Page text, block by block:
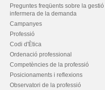
Preguntes freqüents sobre la gestió
infermera de la demanda
Campanyes
Professió
Codi d'Ètica
Ordenació professional
Competències de la professió
Posicionaments i reflexions
Observatori de la professió